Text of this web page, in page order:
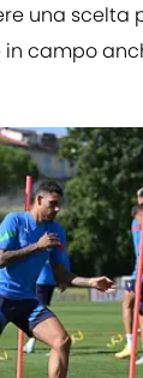
una scelta
campo